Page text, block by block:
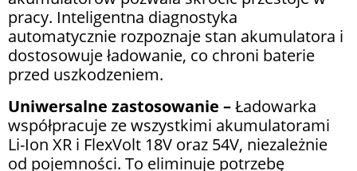
pracy. Inteligentna diagnostyka
automatycznie rozpoznaje stan akumulatora i
dostosowuje ładowanie, co chroni baterie
przed uszkodzeniem.
Uniwersalne zastosowanie –Ładowarka
współpracuje ze wszystkimi akumulatorami
Li-Ion XR i FlexVolt 18V oraz 54V, niezależnie
od pojemności. To eliminuje potrzebę